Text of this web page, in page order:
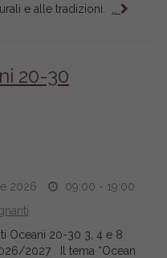
e alle tradizioni.
20-30
2026
09:00 - 19:00
Oceani 20-30 3, 4 e 8
2027 Il tema “Ocean